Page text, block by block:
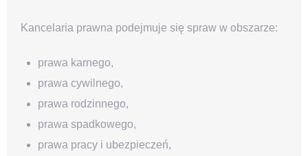
Kancelaria prawna podejmuje się spraw w obszarze:
prawa karnego,
prawa cywilnego,
prawa rodzinnego,
prawa spadkowego,
prawa pracy i ubezpieczeń,